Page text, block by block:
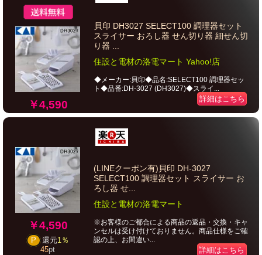
￥4,590
貝印 DH3027 SELECT100 調理器セット
スライサー おろし器 せん切り器 細せん切
り器 ...
住設と電材の洛電マート Yahoo!店
◆メーカー:貝印◆品名:SELECT100 調理器セッ
ト◆品番:DH-3027 (DH3027)◆スライ...
詳細はこちら
￥4,590
P 還元1％
45pt
(LINEクーポン有)貝印 DH-3027
SELECT100 調理器セット スライサー お
ろし器 せ...
住設と電材の洛電マート
※お客様のご都合による商品の返品・交換・キャ
ンセルは受け付けておりません。商品仕様をご確
認の上、お間違い...
詳細はこちら